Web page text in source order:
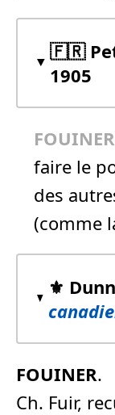
🇫🇷
1905
FOUINER
faire le
des
(comme
⚜️
FOUINER.
Ch. Fuir,